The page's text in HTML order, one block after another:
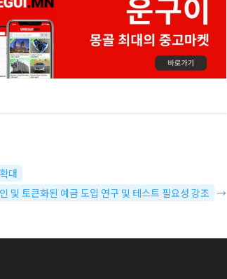
대
및 토큰화된 예금 도입 연구 및 테스트 필요성 강조 →